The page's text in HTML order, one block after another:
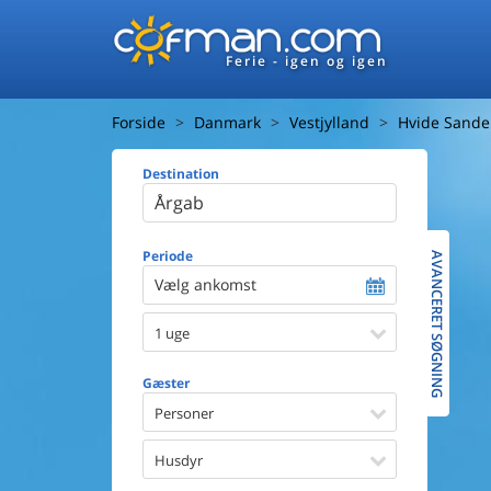
Ferie - igen og igen
Forside Danmark Vestjylland Hvide Sande
Destination
Periode
Vælg ankomst
1 uge
Gæster
Personer
Husdyr
Afstand til
Udsigt til
Faciliteter
Spa
AVANCERET SØGNING